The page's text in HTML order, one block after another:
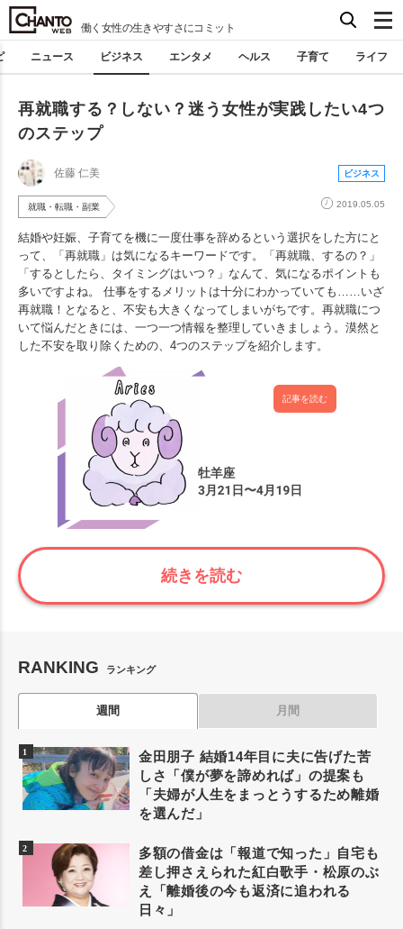
働く女性の生きやすさにコミット
ニュース ビジネス エンタメ ヘルス 子育て ライフ
再就職する？しない？迷う女性が実践したい4つ
のステップ
佐藤 仁美 ビジネス
就職・転職・副業 2019.05.05
結婚や妊娠、子育てを機に一度仕事を辞めるという選択をした方にと
って、「再就職」は気になるキーワードです。「再就職、するの？」
「するとしたら、タイミングはいつ？」なんて、気になるポイントも
多いですよね。 仕事をするメリットは十分にわかっていても……いざ
再就職！となると、不安も大きくなってしまいがちです。再就職につ
いて悩んだときには、一つ一つ情報を整理していきましょう。漠然と
した不安を取り除くための、4つのステップを紹介します。
記事を読む
続きを読む
RANKING ランキング
週間 月間
金田朋子 結婚14年目に夫に告げた苦
しさ「僕が夢を諦めれば」の提案も
「夫婦が人生をまっとうするため離婚
を選んだ」
多額の借金は「報道で知った」自宅も
差し押さえられた紅白歌手・松原のぶ
え「離婚後の今も返済に追われる
日々」